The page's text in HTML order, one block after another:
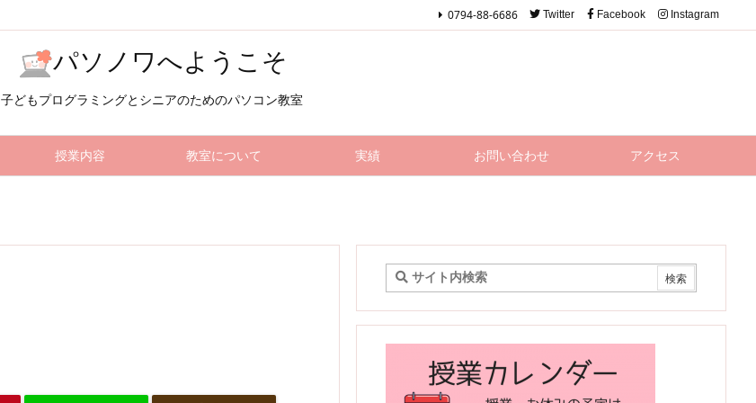
パソノワへようこそ
子どもプログラミングとシニアのためのパソコン教室
授業内容 教室について 実績 お問い合わせ アクセス
0794-88-6686 Twitter Facebook Instagram